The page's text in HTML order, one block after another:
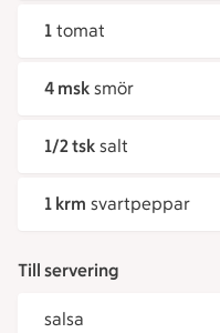
1 tomat
4 msk smör
1/2 tsk salt
1 krm svartpeppar
Till servering
salsa